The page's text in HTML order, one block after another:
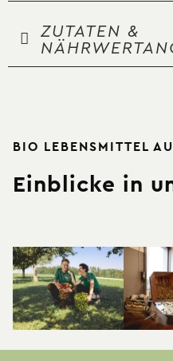
ZUTATEN &
BIO LEBENSMITTEL
Einblicke in